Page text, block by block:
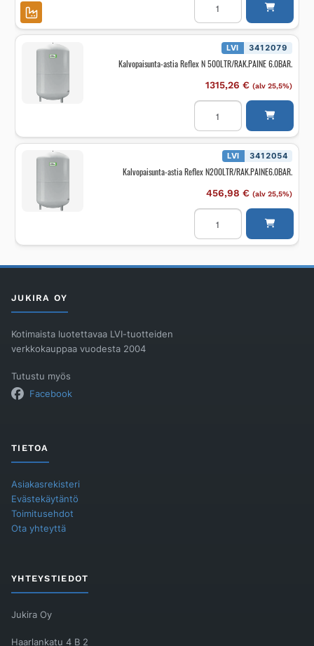
PNEUMATEX
STATICO
SD80.10,
bar
LVI 3412079
Kalvopaisunta-astia Reflex N 500LTR/RAK.PAINE 6.0BAR.
1315,26 € (alv 25,5%)
Kalvopaisunta-
Reflex
N
500LTR/RAK.PAINE
6.0BAR.LVI 3412054
Kalvopaisunta-astia Reflex N200LTR/RAK.PAINE6.0BAR.
456,98 € (alv 25,5%)
Kalvopaisunta-
Reflex
N200LTR/
JUKIRA OY
Kotimaista luotettavaa LVI-tuotteiden
verkkokauppaa vuodesta 2004
Tutustu myös
Facebook
TIETOA
Asiakasrekisteri
Evästekäytäntö
Toimitusehdot
Ota yhteyttä
YHTEYSTIEDOT
Jukira Oy
Haarlankatu 4 B 2